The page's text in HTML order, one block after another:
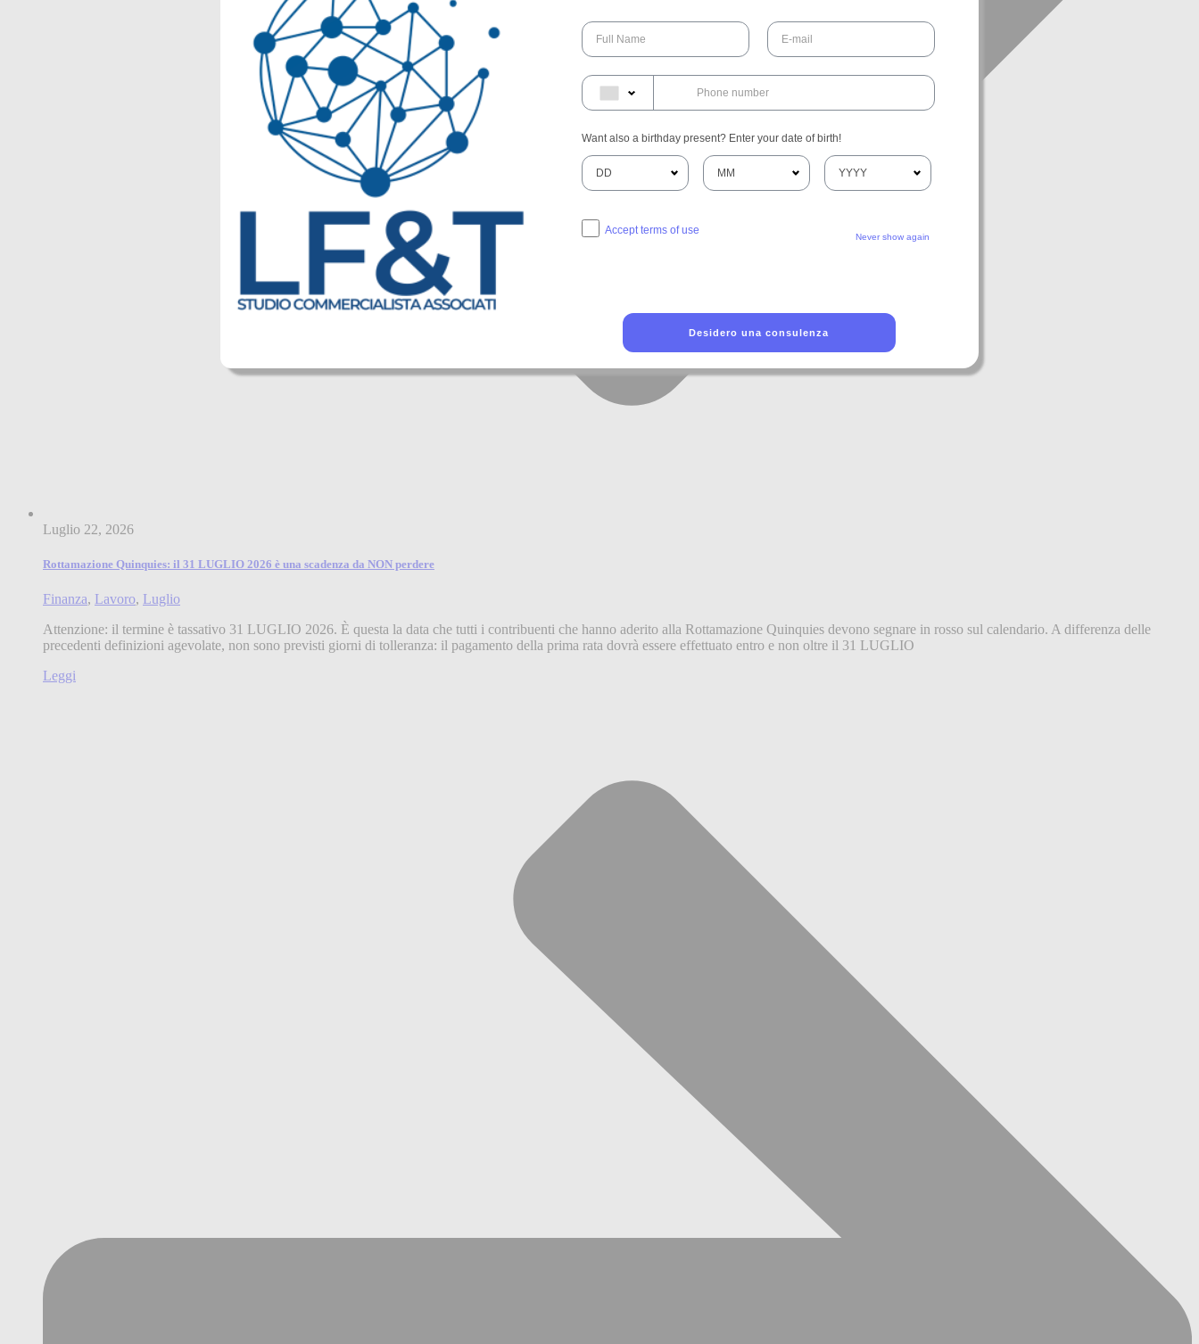
Luglio 22, 2026
Rottamazione Quinquies: il 31 LUGLIO 2026 è una scadenza da NON perdere
Finanza, Lavoro, Luglio
Attenzione: il termine è tassativo 31 LUGLIO 2026. È questa la data che tutti i contribuenti che hanno aderito alla Rottamazione Quinquies devono segnare in rosso sul calendario. A differenza delle
precedenti definizioni agevolate, non sono previsti giorni di tolleranza: il pagamento della prima rata dovrà essere effettuato entro e non oltre il 31 LUGLIO
Leggi
Want also a birthday present? Enter your date of birth!
Accept terms of use
Never show again
Desidero una consulenza